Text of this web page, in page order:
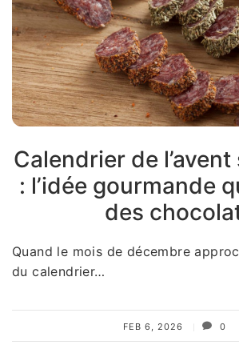
Calendrier de
: l’idée gourmande
des
Quand le mois de décembre
du calendrier…
FEB 6, 2026 0